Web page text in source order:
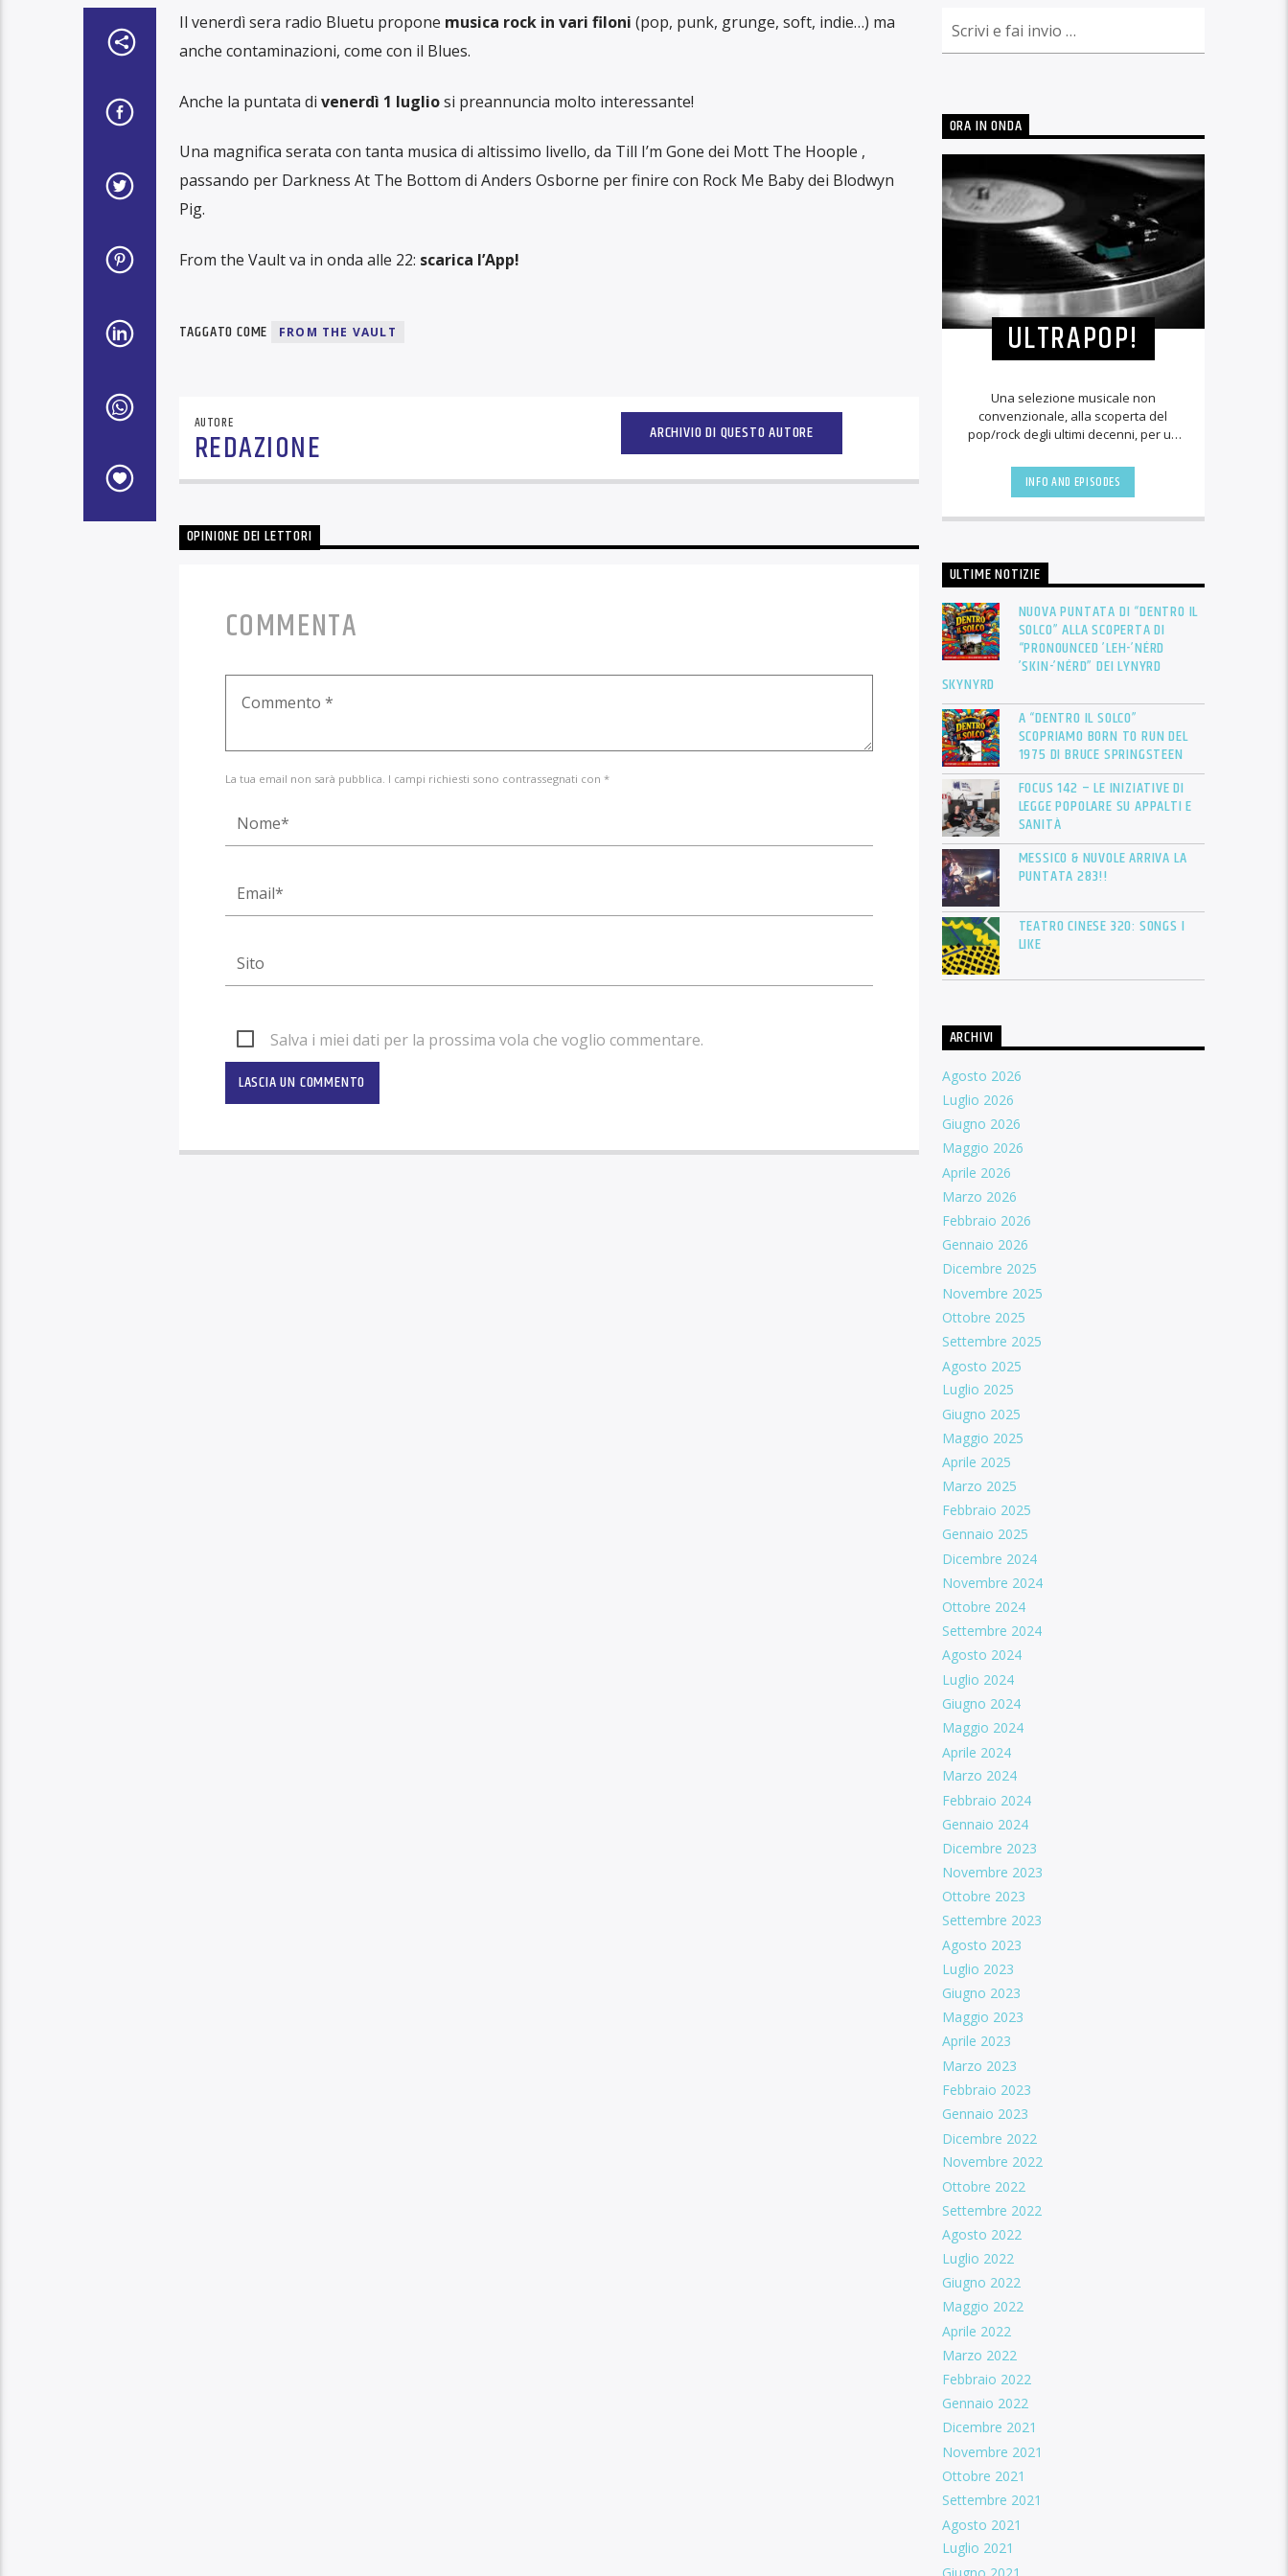
Il venerdì sera radio Bluetu propone musica rock in vari filoni (pop, punk, grunge, soft, indie…) ma
anche contaminazioni, come con il Blues.
Anche la puntata di venerdì 1 lugliosi preannuncia molto interessante!
Una magnifica serata con tanta musica di altissimo livello, da Till I’m Gone dei Mott The Hoople ,
passando per Darkness At The Bottom di Anders Osborne per finire con Rock Me Baby dei Blodwyn
Pig.
From the Vault va in onda alle 22: scarica l’App!
TAGGATO COME FROM THE VAULT
AUTORE
REDAZIONE ARCHIVIO DI QUESTO AUTORE
OPINIONE DEI LETTORI
COMMENTA
La tua email non sarà pubblica. I campi richiesti sono contrassegnati con *
Salva i miei dati per la prossima vola che voglio commentare.
ORA IN ONDA
ULTRAPOP!
Una selezione musicale non
convenzionale, alla scoperta del
pop/rock degli ultimi decenni, per un
personale [...]
INFO AND EPISODES
ULTIME NOTIZIE
NUOVA PUNTATA DI “DENTRO IL
SOLCO” ALLA SCOPERTA DI
“PRONOUNCED ’LEH-’NÉRD
’SKIN-’NÉRD” DEI LYNYRD
SKYNYRD
A “DENTRO IL SOLCO”
SCOPRIAMO BORN TO RUN DEL
1975 DI BRUCE SPRINGSTEEN
FOCUS 142 – LE INIZIATIVE DI
LEGGE POPOLARE SU APPALTI E
SANITÀ
MESSICO & NUVOLE ARRIVA LA
PUNTATA 283!!
TEATRO CINESE 320: SONGS I
LIKE
ARCHIVI
Agosto 2026
Luglio 2026
Giugno 2026
Maggio 2026
Aprile 2026
Marzo 2026
Febbraio 2026
Gennaio 2026
Dicembre 2025
Novembre 2025
Ottobre 2025
Settembre 2025
Agosto 2025
Luglio 2025
Giugno 2025
Maggio 2025
Aprile 2025
Marzo 2025
Febbraio 2025
Gennaio 2025
Dicembre 2024
Novembre 2024
Ottobre 2024
Settembre 2024
Agosto 2024
Luglio 2024
Giugno 2024
Maggio 2024
Aprile 2024
Marzo 2024
Febbraio 2024
Gennaio 2024
Dicembre 2023
Novembre 2023
Ottobre 2023
Settembre 2023
Agosto 2023
Luglio 2023
Giugno 2023
Maggio 2023
Aprile 2023
Marzo 2023
Febbraio 2023
Gennaio 2023
Dicembre 2022
Novembre 2022
Ottobre 2022
Settembre 2022
Agosto 2022
Luglio 2022
Giugno 2022
Maggio 2022
Aprile 2022
Marzo 2022
Febbraio 2022
Gennaio 2022
Dicembre 2021
Novembre 2021
Ottobre 2021
Settembre 2021
Agosto 2021
Luglio 2021
Giugno 2021